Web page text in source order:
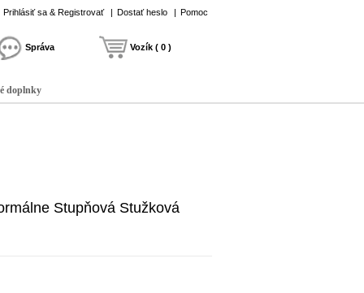
Prihlásiť sa & Registrovať | Dostať heslo | Pomoc
Správa Vozík ( 0 )
doplnky
Stupňová Stužková